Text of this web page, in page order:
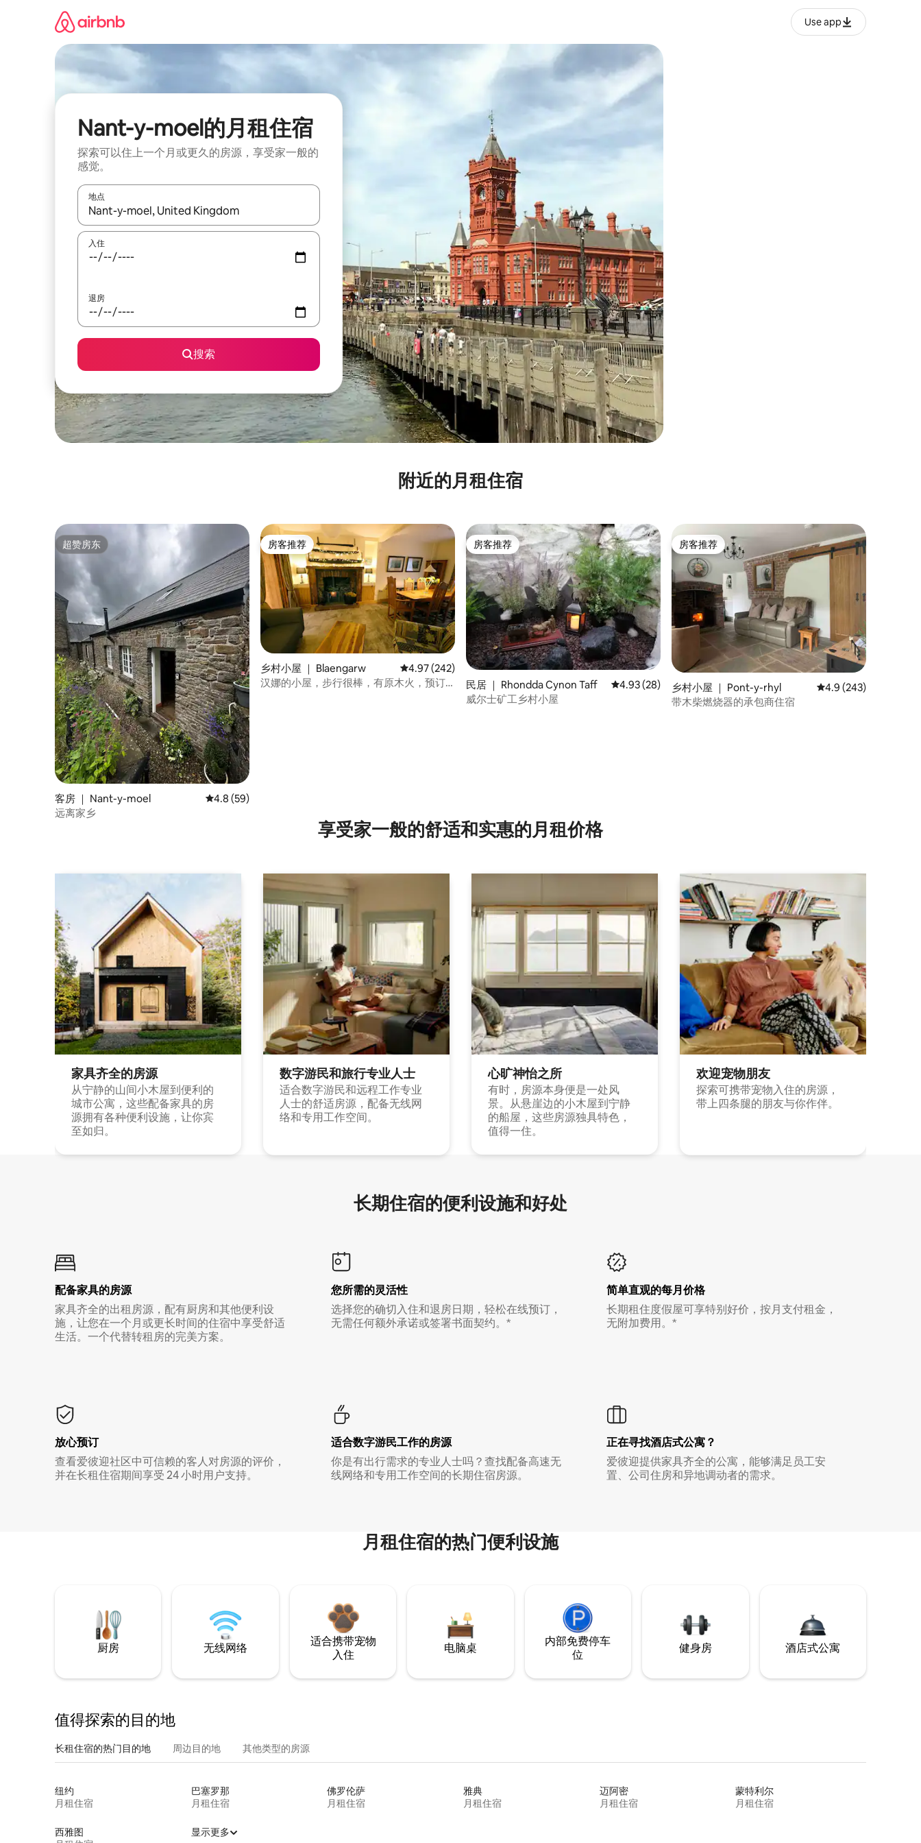
Use app
Nant-y-moel的月租住宿
探索可以住上一个月或更久的房源，享受家一般的
感觉。
地点
如有搜索结果，请使用上下方向键查看，或通过点击或滑动手势浏览。
入住
退房
搜索
附近的月租住宿
超赞房东
超赞房东
客房 ｜ Nant-y-moel 平均评分 4.8 分（满分 5 分），共 59 条评价
4.8 (59)
远离家乡
房客推荐
房客推荐
乡村小屋 ｜ Blaengarw 平均评分 4.97 分（满分 5 分），共 242 条评价
4.97 (242)
汉娜的小屋，步行很棒，有原木火，预订
房客推荐
房客推荐
民居 ｜ Rhondda Cynon Taff 平均评分 4.93 分（满分 5 分），共 28 条评价
4.93 (28)
威尔士矿工乡村小屋
房客推荐
房客推荐
乡村小屋 ｜ Pont-y-rhyl 平均评分 4.9 分（满
4.9 (243)
带木柴燃烧器的承包商住宿
享受家一般的舒适和实惠的月租价格
家具齐全的房源
从宁静的山间小木屋到便利的
城市公寓，这些配备家具的房
源拥有各种便利设施，让你宾
至如归。
数字游民和旅行专业人士
适合数字游民和远程工作专业
人士的舒适房源，配备无线网
络和专用工作空间。
心旷神怡之所
有时，房源本身便是一处风
景。从悬崖边的小木屋到宁静
的船屋，这些房源独具特色，
值得一住。
欢迎宠物朋友
探索可携带宠物入住的房源，
带上四条腿的朋友与你作伴。
长期住宿的便利设施和好处
配备家具的房源
家具齐全的出租房源，配有厨房和其他便利设
施，让您在一个月或更长时间的住宿中享受舒适
生活。一个代替转租房的完美方案。
您所需的灵活性
选择您的确切入住和退房日期，轻松在线预订，
无需任何额外承诺或签署书面契约。*
简单直观的每月价格
长期租住度假屋可享特别好价，按月支付租金，
无附加费用。*
放心预订
查看爱彼迎社区中可信赖的客人对房源的评价，
并在长租住宿期间享受 24 小时用户支持。
适合数字游民工作的房源
你是有出行需求的专业人士吗？查找配备高速无
线网络和专用工作空间的长期住宿房源。
正在寻找酒店式公寓？
爱彼迎提供家具齐全的公寓，能够满足员工安
置、公司住房和异地调动者的需求。
月租住宿的热门便利设施
厨房 无线网络
适合携带宠物
入住
电脑桌
内部免费停车
位
健身房 酒店式公寓
值得探索的目的地
长租住宿的热门目的地 周边目的地 其他类型的房源
纽约
月租住宿
巴塞罗那
月租住宿
佛罗伦萨
月租住宿
雅典
月租住宿
迈阿密
月租住宿
蒙特利尔
月租住宿
西雅图
显示更多